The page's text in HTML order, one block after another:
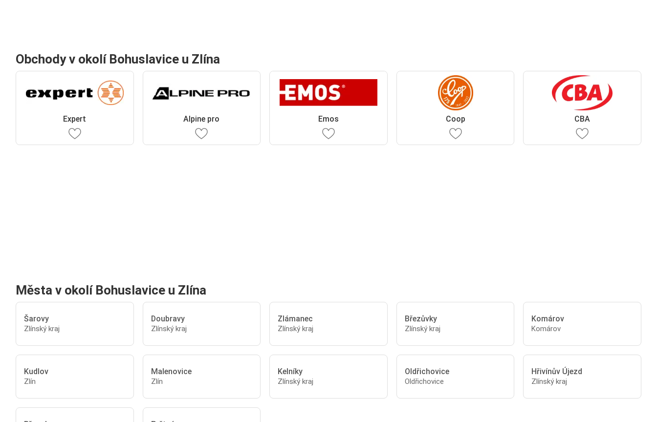
Obchody v okolí Bohuslavice u Zlína
Expert Alpine pro Emos Coop CBA
Města v okolí Bohuslavice u Zlína
Šarovy
Zlínský kraj
Doubravy
Zlínský kraj
Zlámanec
Zlínský kraj
Březůvky
Zlínský kraj
Komárov
Komárov
Kudlov
Zlín
Malenovice
Zlín
Kelníky
Zlínský kraj
Oldřichovice
Oldřichovice
Hřivínův Újezd
Zlínský kraj